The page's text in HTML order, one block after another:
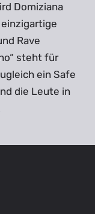
Domiziana
einzigartige
Rave
steht für
ein Safe
die Leute in